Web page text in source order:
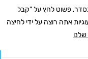
לחץ על "קבל
רוצה על ידי לחיצה